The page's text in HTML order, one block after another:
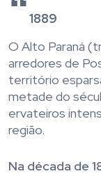
1889
O Alto Paraná
arredores de
território
metade do
ervateiros
região.
Na década de